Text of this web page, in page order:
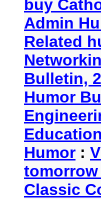
buy
Admin
Related
Bulletin,
Humor
Humor :
Classic